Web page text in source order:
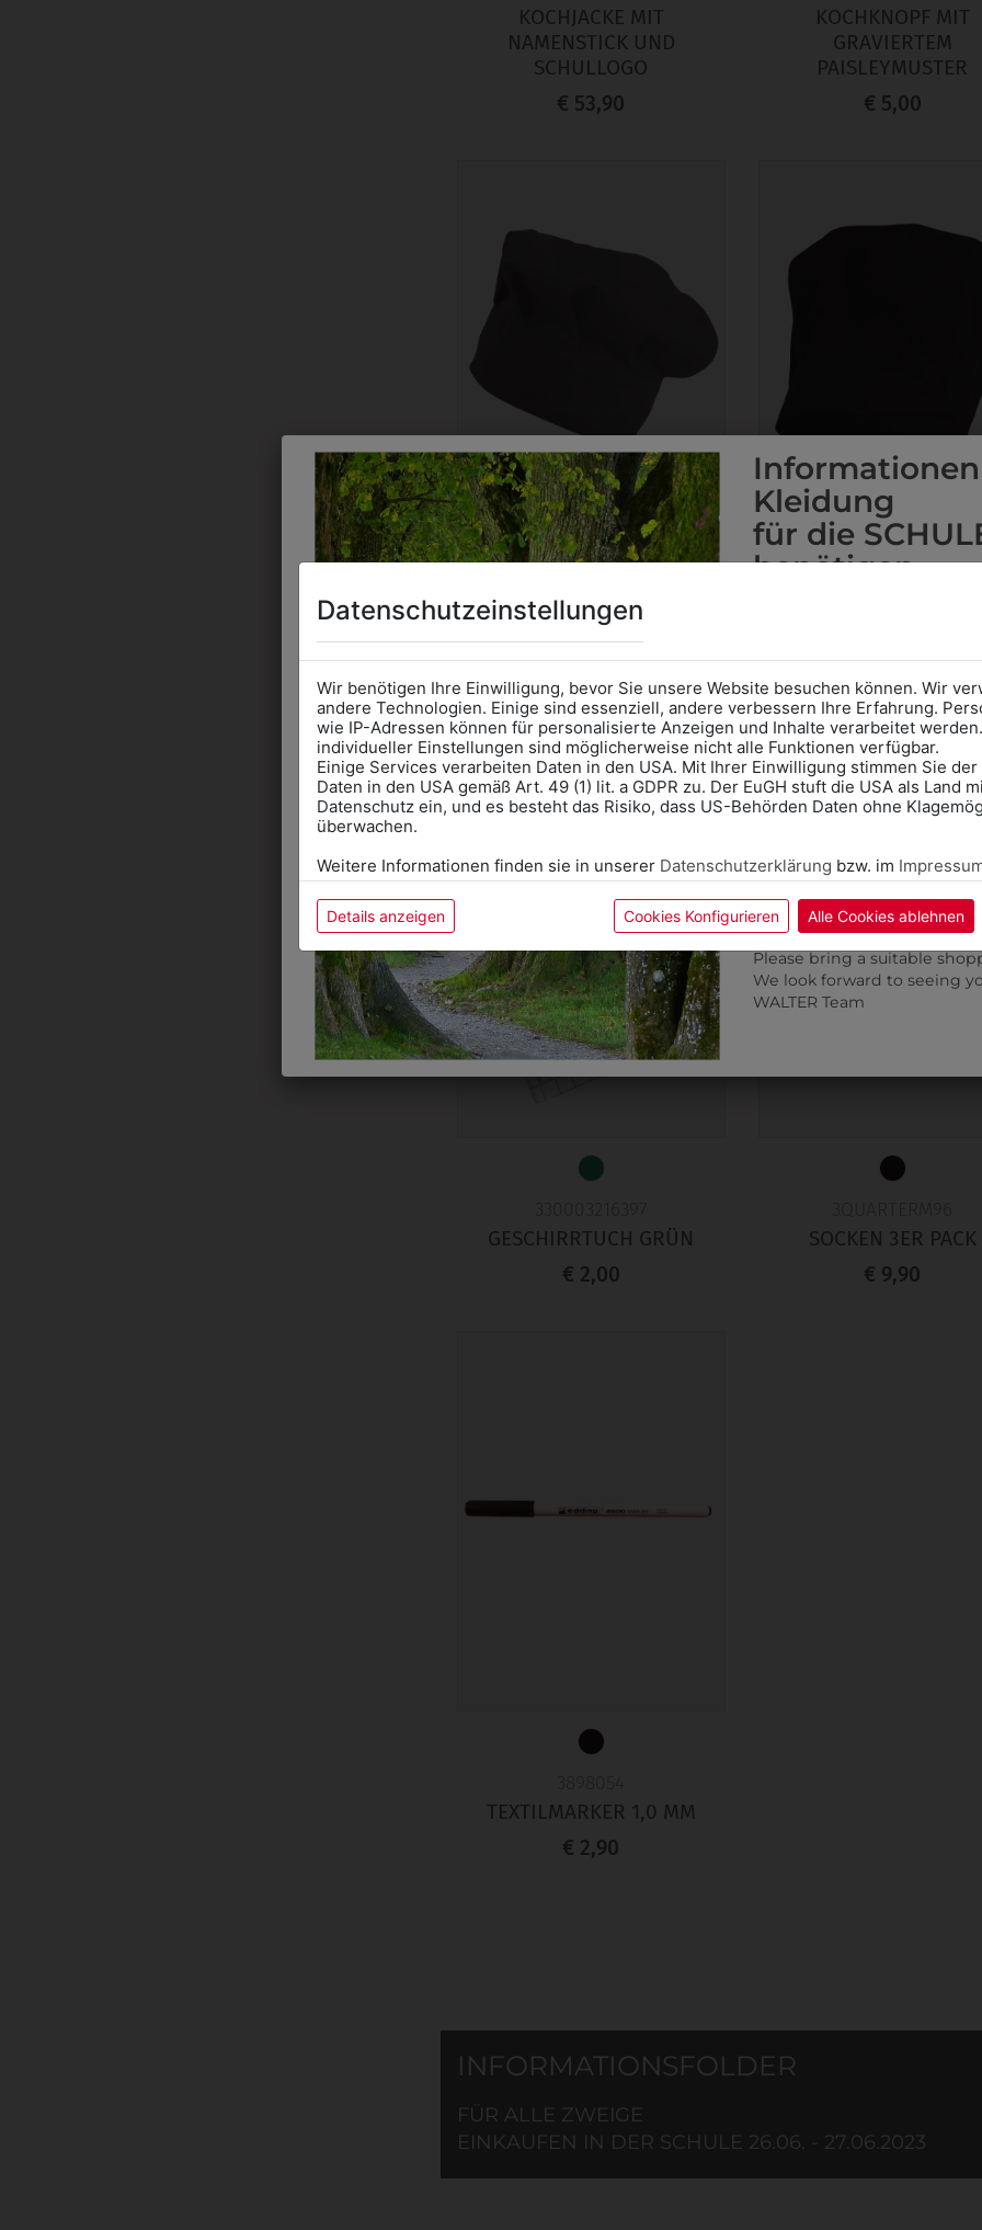
KOCHJACKE MIT
NAMENSTICK UND
SCHULLOGO
€ 53,90
KOCHKNOPF MIT
GRAVIERTEM
PAISLEYMUSTER
€ 5,00
6KHAW01194205
KOCHHAUBE KURZ
SCHWARZ
€ 15,90
SCHWARZ
€ 15,90
GESCHIRRTUCH GRÜN
€ 2,00
SOCKEN 3ER PACK
€ 9,90
TEXTILMARKER 1,0 MM
€ 2,90
INFORMATIONSFOLDER
FÜR ALLE ZWEIGE
EINKAUFEN IN DER SCHULE 26.06. - 27.06.2023
Datenschutzeinstellungen
Wir benötigen Ihre Einwilligung, bevor Sie unsere Website besuchen können. Wir
andere Technologien. Einige sind essenziell, andere verbessern Ihre Erfahrung.
wie IP-Adressen können für personalisierte Anzeigen und Inhalte verarbeitet
individueller Einstellungen sind möglicherweise nicht alle Funktionen verfügbar.
Einige Services verarbeiten Daten in den USA. Mit Ihrer Einwilligung stimmen Sie
Daten in den USA gemäß Art. 49 (1) lit. a GDPR zu. Der EuGH stuft die USA als Land
Datenschutz ein, und es besteht das Risiko, dass US-Behörden Daten ohne
überwachen.
Weitere Informationen finden sie in unserer Datenschutzerklärung bzw. im
Details anzeigen Cookies Konfigurieren Alle Cookies ablehnen
Kleidung
für die
benötigen
AnprobeVorort im
das Kalendersymbol.
Ohne Termin kann es zu
Bitte nehmen Sie eine
für Ihren Einkauf mit.
Wir freuen uns - Das
correct school.
calendar icon.
Without an appointment,
Please bring a suitable
We look forward to seeing
WALTER Team